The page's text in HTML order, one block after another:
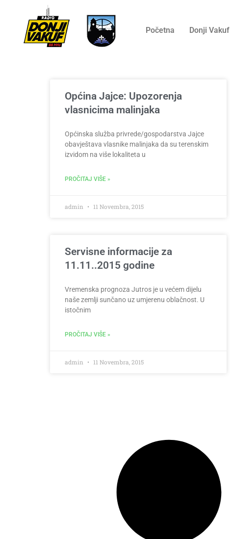
Početna Donji Vakuf
Općina Jajce: Upozorenja
vlasnicima malinjaka
Općinska služba privrede/gospodarstva Jajce
obavještava vlasnike malinjaka da su terenskim
izvidom na više lokaliteta u
PROČITAJ VIŠE »
admin 11 Novembra, 2015
Servisne informacije za
11.11..2015 godine
Vremenska prognoza Jutros je u većem dijelu
naše zemlji sunčano uz umjerenu oblačnost. U
istočnim
PROČITAJ VIŠE »
admin 11 Novembra, 2015